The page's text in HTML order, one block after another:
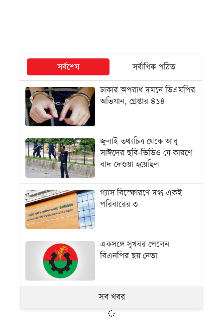
সর্বশেষ
সর্বাধিক পঠিত
ঢাকার অপরাধ দমনে ডিএমপির
অভিযান, গ্রেপ্তার ৪১৪
জুলাই তথ্যচিত্র থেকে আবু
সাঈদের ছবি-ভিডিও যে কারণে
বাদ দেওয়া হয়েছিল
গ্যাস বিস্ফোরণে দগ্ধ একই
পরিবারের ৩
একসঙ্গে সুখবর পেলেন
বিএনপির ছয় নেতা
সব খবর